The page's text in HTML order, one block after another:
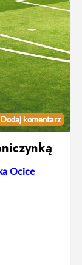
Dodaj komentarz
Ocice